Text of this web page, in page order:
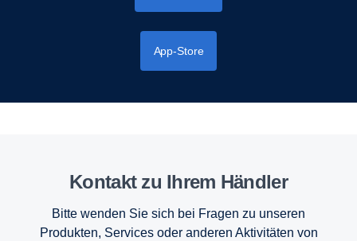
App-Store
Kontakt zu Ihrem Händler
Bitte wenden Sie sich bei Fragen zu unseren
Produkten, Services oder anderen Aktivitäten von